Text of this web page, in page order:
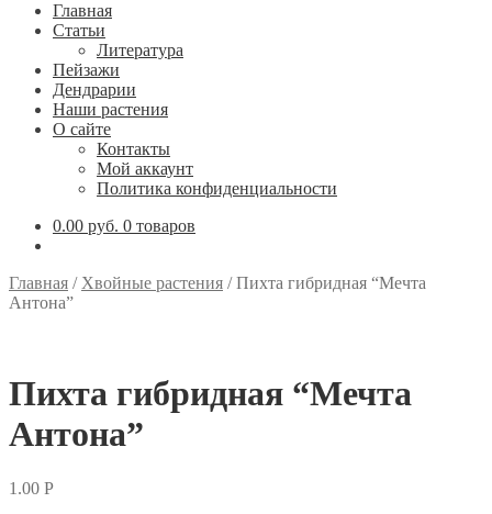
Главная
Статьи
Литература
Пейзажи
Дендрарии
Наши растения
О сайте
Контакты
Мой аккаунт
Политика конфиденциальности
0.00 руб. 0 товаров
Главная / Хвойные растения /Пихта гибридная “Мечта
Антона”
Пихта гибридная “Мечта
Антона”
1.00 Р